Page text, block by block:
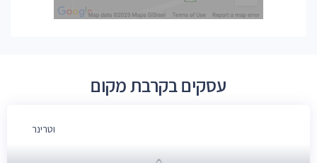
עסקים בקרבת מקום
וטרינר